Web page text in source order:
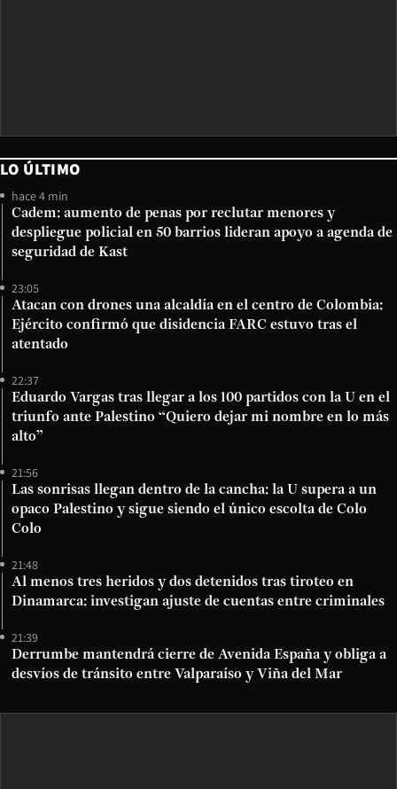
LO ÚLTIMO
hace 4 min
Cadem: aumento de penas por reclutar menores y
despliegue policial en 50 barrios lideran apoyo a agenda de
seguridad de Kast
23:05
Atacan con drones una alcaldía en el centro de Colombia:
Ejército confirmó que disidencia FARC estuvo tras el
atentado
22:37
Eduardo Vargas tras llegar a los 100 partidos con la U en el
triunfo ante Palestino “Quiero dejar mi nombre en lo más
alto”
21:56
Las sonrisas llegan dentro de la cancha: la U supera a un
opaco Palestino y sigue siendo el único escolta de Colo
Colo
21:48
Al menos tres heridos y dos detenidos tras tiroteo en
Dinamarca: investigan ajuste de cuentas entre criminales
21:39
Derrumbe mantendrá cierre de Avenida España y obliga a
desvíos de tránsito entre Valparaíso y Viña del Mar